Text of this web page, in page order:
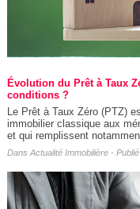
Évolution du Prêt à Taux
conditions ?
Le Prêt à Taux Zéro (PTZ)
immobilier classique aux
et qui remplissent
Dans Actualité Immobilière- Publié